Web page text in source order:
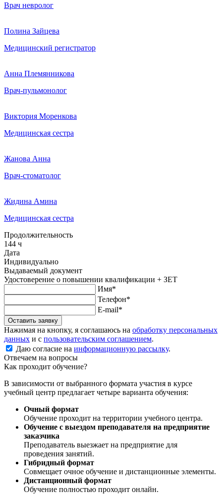
Врач невролог
Полина Зайцева
Медицинский регистратор
Анна Племянникова
Врач-пульмонолог
Виктория Моренкова
Медицинская сестра
Жанова Анна
Врач-стоматолог
Жидина Амина
Медицинская сестра
Продолжительность
144 ч
Дата
Индивидуально
Выдаваемый документ
Удостоверение о повышении квалификации + ЗЕТ
Имя*
Телефон*
E-mail*
Оставить заявку
Нажимая на кнопку, я соглашаюсь на обработку персональных
данных и с пользовательским соглашением.
Даю согласие на информационную рассылку.
Отвечаем на вопросы
Как проходит обучение?
В зависимости от выбранного формата участия в курсе
учебный центр предлагает четыре варианта обучения:
Очный формат
Обучение проходит на территории учебного центра.
Обучение с выездом преподавателя на предприятие
заказчика
Преподаватель выезжает на предприятие для
проведения занятий.
Гибридный формат
Совмещает очное обучение и дистанционные элементы.
Дистанционный формат
Обучение полностью проходит онлайн.